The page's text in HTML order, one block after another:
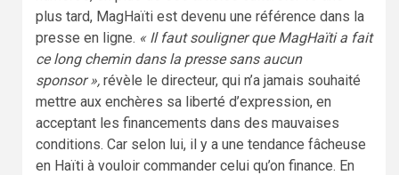
plus tard, MagHaïti est devenu une référence dans la
presse en ligne. « Il faut souligner que MagHaïti a fait
ce long chemin dans la presse sans aucun
sponsor », révèle le directeur, qui n’a jamais souhaité
mettre aux enchères sa liberté d’expression, en
acceptant les financements dans des mauvaises
conditions. Car selon lui, il y a une tendance fâcheuse
en Haïti à vouloir commander celui qu’on finance. En